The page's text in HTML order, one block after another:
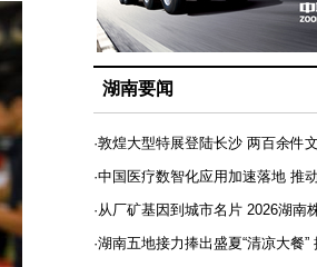
湖南要闻
·敦煌大型特展登陆长沙 两百余件
·中国医疗数智化应用加速落地 推
·从厂矿基因到城市名片 2026湖南
·湖南五地接力捧出盛夏“清凉大餐